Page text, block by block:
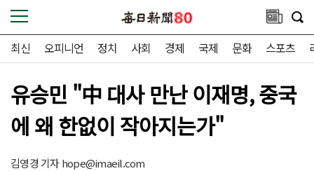
최신 오피니언 정치 사회 경제 국제 문화 스포츠
유승민 "中 대사 만난 이재명, 중국
에 왜 한없이 작아지는가"
김영경 기자hope@imaeil.com